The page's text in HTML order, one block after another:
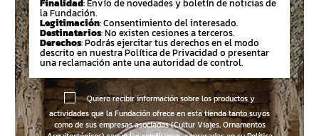
Finalidad: Envío de novedades y boletín de noticias de
la Fundación.
Legitimación: Consentimiento del interesado.
Destinatarios: No existen cesiones a terceros.
Derechos: Podrás ejercitar tus derechos en el modo
descrito en nuestra Política de Privacidad o presentar
una reclamación ante una autoridad de control.
Quiero recibir información sobre los productos y
actividades que la Fundación ofrece en esta tienda tanto suyos
como de sus empresas asociadas (Cultur Viajes, Ornamentos